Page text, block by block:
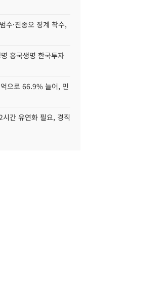
수·진종오 징계 착수,
흥국생명 한국투자
으로 66.9% 늘어, 민
간 유연화 필요, 경직